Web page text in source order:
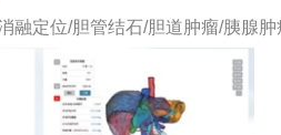
融定位/胆管结石/胆道肿瘤/胰腺